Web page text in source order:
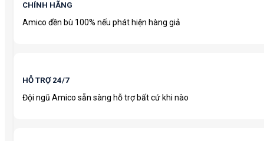
CHÍNH HÃNG
Amico đền bù 100% nếu phát hiện hàng giả
HỖ TRỢ 24/7
Đội ngũ Amico sẵn sàng hỗ trợ bất cứ khi nào